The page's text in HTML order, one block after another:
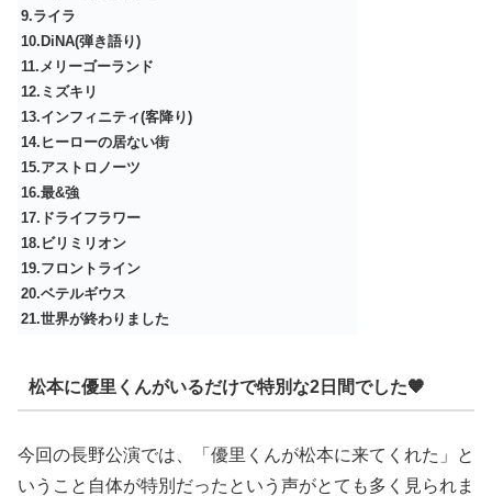
9.ライラ
10.DiNA(弾き語り)
11.メリーゴーランド
12.ミズキリ
13.インフィニティ(客降り)
14.ヒーローの居ない街
15.アストロノーツ
16.最&強
17.ドライフラワー
18.ビリミリオン
19.フロントライン
20.ベテルギウス
21.世界が終わりました
松本に優里くんがいるだけで特別な2日間でした🧡
今回の長野公演では、「優里くんが松本に来てくれた」と
いうこと自体が特別だったという声がとても多く見られま